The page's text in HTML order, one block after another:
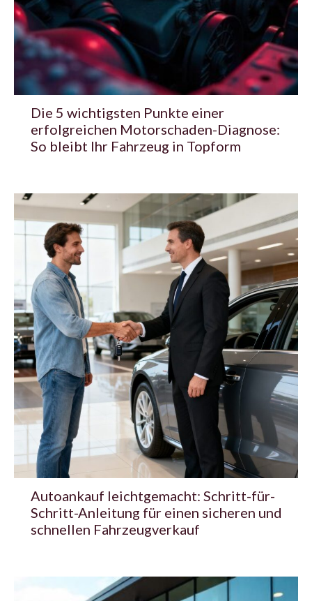
Die 5 wichtigsten Punkte einer
erfolgreichen Motorschaden-Diagnose:
So bleibt Ihr Fahrzeug in Topform
Autoankauf leichtgemacht: Schritt-für-
Schritt-Anleitung für einen sicheren und
schnellen Fahrzeugverkauf